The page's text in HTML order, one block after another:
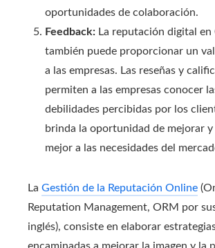
oportunidades de colaboración.
Feedback: La reputación digital en
también puede proporcionar un
a las empresas. Las reseñas y
permiten a las empresas conocer
debilidades percibidas por los
brinda la oportunidad de mejorar y
mejor a las necesidades del
La Gestión de la Reputación Online
Reputation Management, ORM por
inglés), consiste en elaborar